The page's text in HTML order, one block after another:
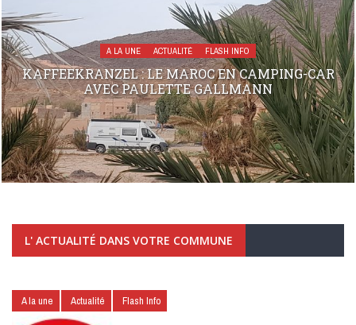
A LA UNE ACTUALITÉ FLASH INFO
KAFFEEKRANZEL : LE MAROC EN CAMPING-CAR
AVEC PAULETTE GALLMANN
L' ACTUALITÉ DANS VOTRE COMMUNE
A la une Actualité Flash Info